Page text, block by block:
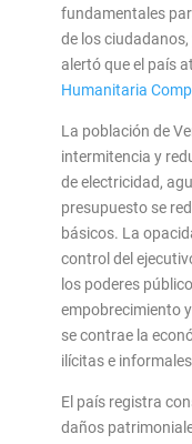
fundamentales
de los
alertó que el país
Humanitaria
La población de
intermitencia y
de electricidad,
presupuesto se
básicos. La
control del
los poderes
empobrecimiento
se contrae la
ilícitas e
El país registra
daños